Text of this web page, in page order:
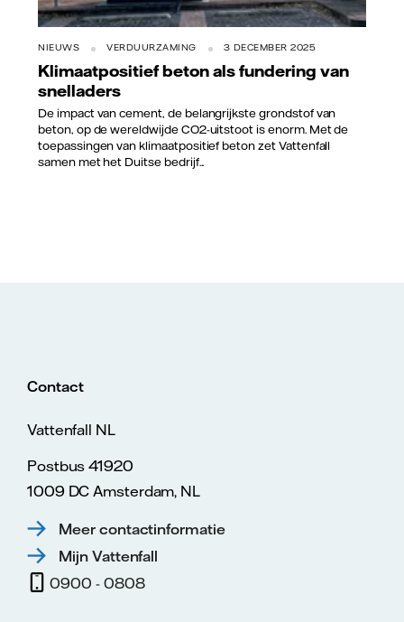
NIEUWS VERDUURZAMING 3 DECEMBER 2025
Klimaatpositief beton als fundering van
snelladers
De impact van cement, de belangrijkste grondstof van
beton, op de wereldwijde CO2-uitstoot is enorm. Met de
toepassingen van klimaatpositief beton zet Vattenfall
samen met het Duitse bedrijf...
Contact
Vattenfall NL
Postbus 41920
1009 DC Amsterdam, NL
Meer contactinformatie
Mijn Vattenfall
0900 - 0808